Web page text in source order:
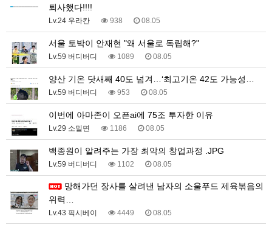
퇴사했다!!!!
Lv.24 우라칸 938 08.05
서울 토박이 안재현 "왜 서울로 독립해?"
Lv.59 버디버디 1089 08.05
양산 기온 닷새째 40도 넘겨…‘최고기온 42도 가능성…
Lv.59 버디버디 953 08.05
이번에 아마존이 오픈ai에 75조 투자한 이유
Lv.29 소밀면 1186 08.05
백종원이 알려주는 가장 최악의 창업과정 .JPG
Lv.59 버디버디 1102 08.05
위력…
Lv.43 픽시베이 4449 08.05